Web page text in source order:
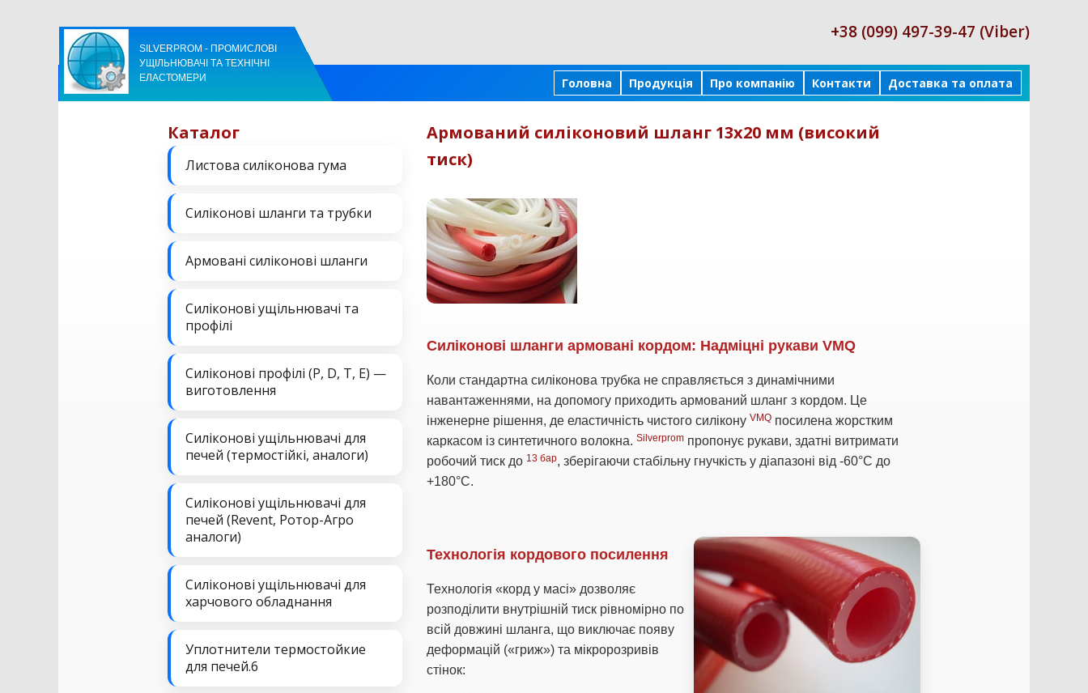
+38 (099) 497-39-47 (Viber)
SILVERPROM - ПРОМИСЛОВІ
УЩІЛЬНЮВАЧІ ТА ТЕХНІЧНІ
ЕЛАСТОМЕРИ
Головна Продукція Про компанію Контакти Доставка та оплата
Каталог
Листова силіконова гума
Силіконові шланги та трубки
Армовані силіконові шланги
Силіконові ущільнювачі та
профілі
Силіконові профілі (P, D, T, E) —
виготовлення
Силіконові ущільнювачі для
печей (термостійкі, аналоги)
Силіконові ущільнювачі для
печей (Revent, Ротор-Агро
аналоги)
Силіконові ущільнювачі для
харчового обладнання
Уплотнители термостойкие
для печей.6
Армований силіконовий шланг 13х20 мм (високий
тиск)
Силіконові шланги армовані кордом: Надміцні рукави VMQ
Коли стандартна силіконова трубка не справляється з динамічними
навантаженнями, на допомогу приходить армований шланг з кордом. Це
інженерне рішення, де еластичність чистого силікону VMQ посилена жорстким
каркасом із синтетичного волокна. Silverprom пропонує рукави, здатні витримати
робочий тиск до 13 бар, зберігаючи стабільну гнучкість у діапазоні від -60°C до
+180°C.
Технологія кордового посилення
Технологія «корд у масі» дозволяє
розподілити внутрішній тиск рівномірно по
всій довжині шланга, що виключає появу
деформацій («гриж») та мікророзривів
стінок: